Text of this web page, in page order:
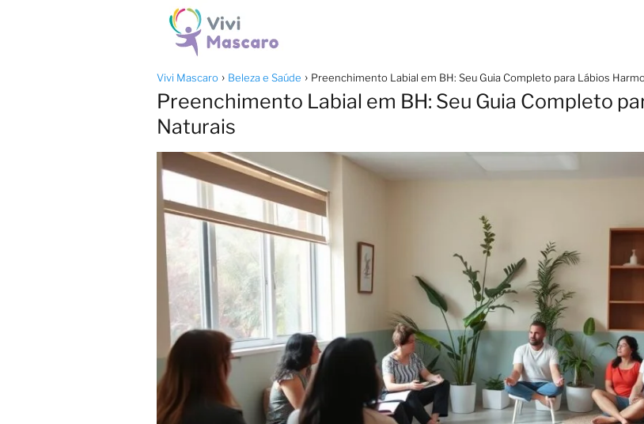
Vivi Mascaro Beleza e Saúde Preenchimento Labial em BH: Seu Guia Completo para Lábios
Preenchimento Labial em BH: Seu Guia Completo
Naturais